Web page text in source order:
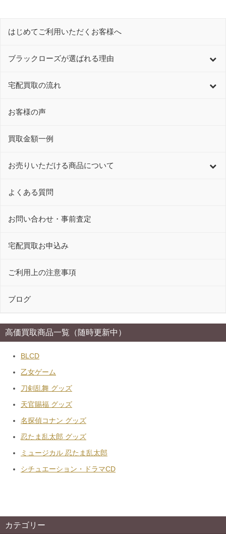
はじめてご利用いただくお客様へ
ブラックローズが選ばれる理由
宅配買取の流れ
お客様の声
買取金額一例
お売りいただける商品について
よくある質問
お問い合わせ・事前査定
宅配買取お申込み
ご利用上の注意事項
ブログ
高価買取商品一覧（随時更新中）
BLCD
乙女ゲーム
刀剣乱舞 グッズ
天官賜福 グッズ
名探偵コナン グッズ
忍たま乱太郎 グッズ
ミュージカル 忍たま乱太郎
シチュエーション・ドラマCD
カテゴリー